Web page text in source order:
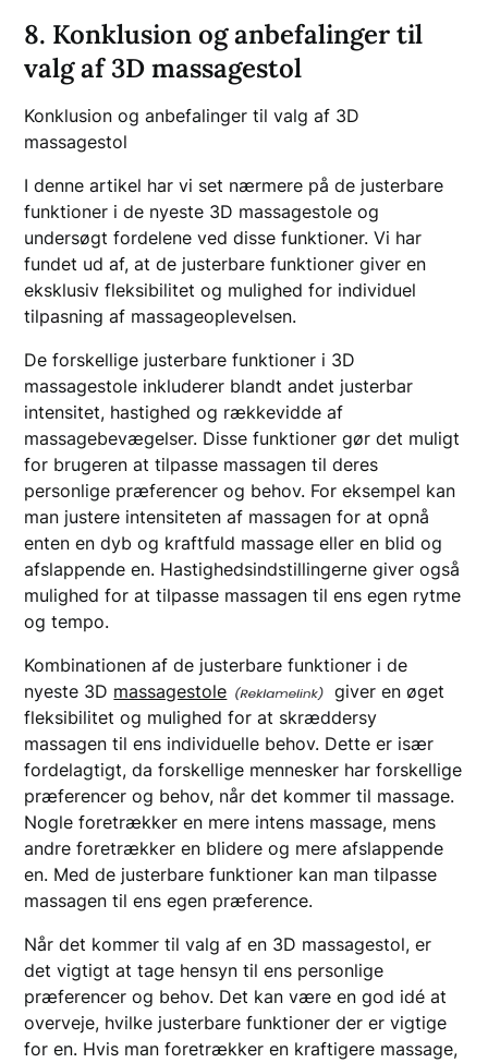
8. Konklusion og anbefalinger til
valg af 3D massagestol
Konklusion og anbefalinger til valg af 3D
massagestol
I denne artikel har vi set nærmere på de justerbare
funktioner i de nyeste 3D massagestole og
undersøgt fordelene ved disse funktioner. Vi har
fundet ud af, at de justerbare funktioner giver en
eksklusiv fleksibilitet og mulighed for individuel
tilpasning af massageoplevelsen.
De forskellige justerbare funktioner i 3D
massagestole inkluderer blandt andet justerbar
intensitet, hastighed og rækkevidde af
massagebevægelser. Disse funktioner gør det muligt
for brugeren at tilpasse massagen til deres
personlige præferencer og behov. For eksempel kan
man justere intensiteten af massagen for at opnå
enten en dyb og kraftfuld massage eller en blid og
afslappende en. Hastighedsindstillingerne giver også
mulighed for at tilpasse massagen til ens egen rytme
og tempo.
Kombinationen af de justerbare funktioner i de
nyeste 3D massagestole
giver en øget
fleksibilitet og mulighed for at skræddersy
massagen til ens individuelle behov. Dette er især
fordelagtigt, da forskellige mennesker har forskellige
præferencer og behov, når det kommer til massage.
Nogle foretrækker en mere intens massage, mens
andre foretrækker en blidere og mere afslappende
en. Med de justerbare funktioner kan man tilpasse
massagen til ens egen præference.
Når det kommer til valg af en 3D massagestol, er
det vigtigt at tage hensyn til ens personlige
præferencer og behov. Det kan være en god idé at
overveje, hvilke justerbare funktioner der er vigtige
for en. Hvis man foretrækker en kraftigere massage,